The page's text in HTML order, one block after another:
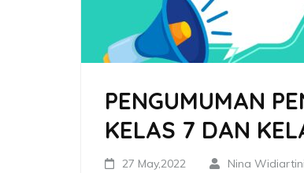
PENGUMUMAN
KELAS 7 DAN
27 May,2022 Nina Widiartini